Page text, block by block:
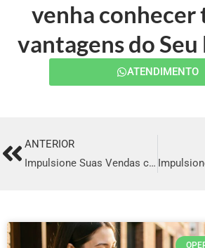
venha conhecer
vantagens do
ATENDIMENTO
PrevANTERIOR
Impulsione Suas Vendas com o Melhor Sistema de Delivery em Niterói